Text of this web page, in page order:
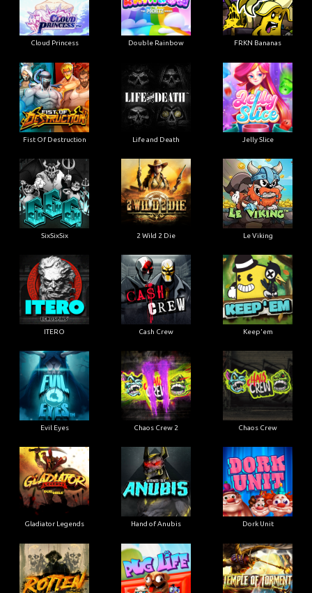
Cloud Princess Double Rainbow FRKN Bananas
Fist Of Destruction Life and Death Jelly Slice
SixSixSix 2 Wild 2 Die Le Viking
ITERO Cash Crew Keep'em
Evil Eyes Chaos Crew 2 Chaos Crew
Gladiator Legends Hand of Anubis Dork Unit